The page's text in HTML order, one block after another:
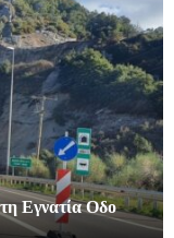
Εγνατία Οδο